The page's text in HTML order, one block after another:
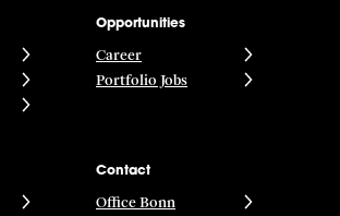
Opportunities
Career
Portfolio Jobs
Contact
Office Bonn